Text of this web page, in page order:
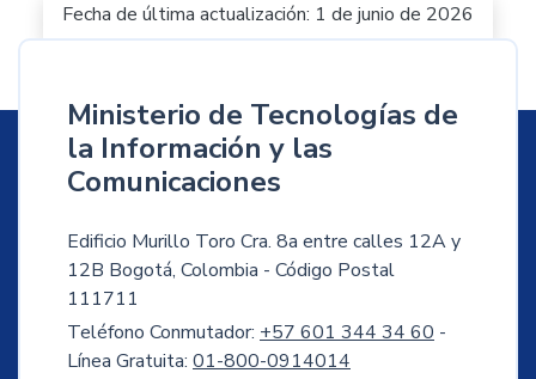
Fecha de última actualización: 1 de junio de 2026
Ministerio de Tecnologías de
la Información y las
Comunicaciones
Edificio Murillo Toro Cra. 8a entre calles 12A y
12B Bogotá, Colombia - Código Postal
111711
Teléfono Conmutador: +57 601 344 34 60 -
Línea Gratuita: 01-800-0914014